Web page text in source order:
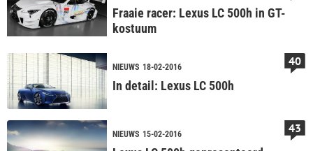
Fraaie racer: Lexus LC 500h in GT-
kostuum
NIEUWS 18-02-2016
In detail: Lexus LC 500h
40
NIEUWS 15-02-2016 43